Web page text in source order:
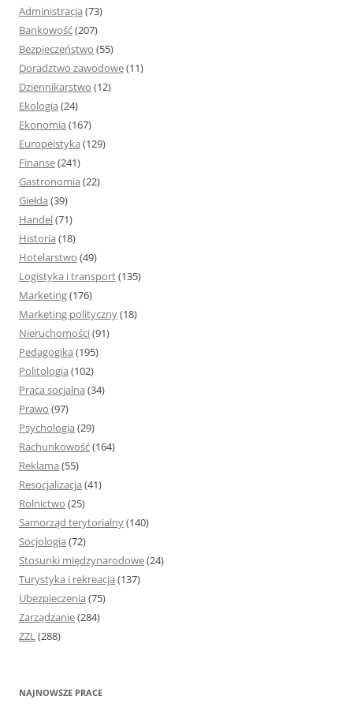
Administracja (73)
Bankowość(207)
Bezpieczeństwo (55)
Doradztwo zawodowe(11)
Dziennikarstwo (12)
Ekologia (24)
Ekonomia (167)
Europeistyka (129)
Finanse(241)
Gastronomia (22)
Giełda (39)
Handel(71)
Historia (18)
Hotelarstwo (49)
Logistyka i transport(135)
Marketing(176)
Marketing polityczny(18)
Nieruchomości(91)
Pedagogika (195)
Politologia (102)
Praca socjalna (34)
Prawo (97)
Psychologia (29)
Rachunkowość(164)
Reklama (55)
Resocjalizacja (41)
Rolnictwo (25)
Samorząd terytorialny(140)
Socjologia (72)
Stosunki międzynarodowe(24)
Turystyka i rekreacja (137)
Ubezpieczenia (75)
Zarządzanie(284)
ZZL(288)
NAJNOWSZE PRACE